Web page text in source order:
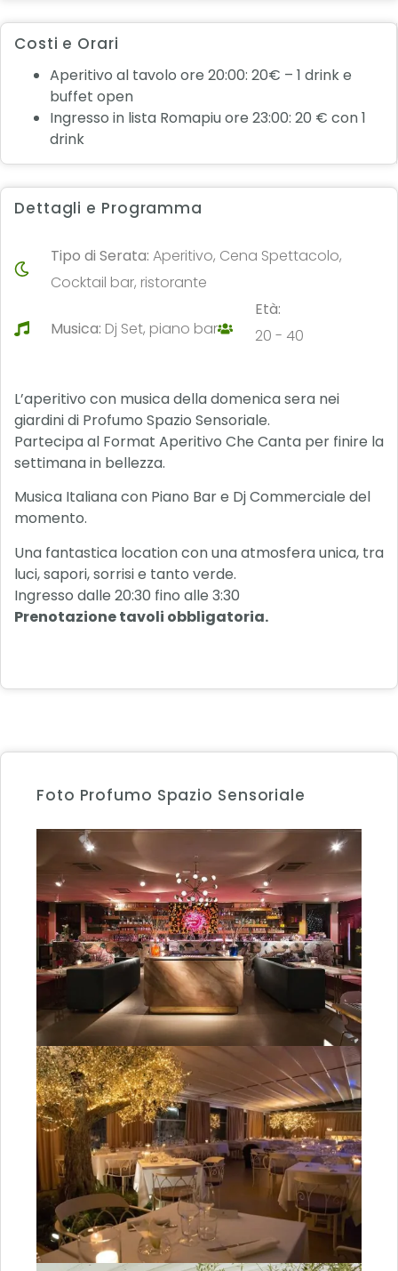
Costi e Orari
Aperitivo al tavolo ore 20:00: 20€ – 1 drink e
buffet open
Ingresso in lista Romapiu ore 23:00: 20 € con 1
drink
Dettagli e Programma
Tipo di Serata:Aperitivo, Cena Spettacolo,
Cocktail bar, ristorante
Musica: Dj Set, piano bar
Età:
20 - 40
L’aperitivo con musica della domenica sera nei
giardini di Profumo Spazio Sensoriale.
Partecipa al Format Aperitivo Che Canta per finire la
settimana in bellezza.
Musica Italiana con Piano Bar e Dj Commerciale del
momento.
Una fantastica location con una atmosfera unica, tra
luci, sapori, sorrisi e tanto verde.
Ingresso dalle 20:30 fino alle 3:30
Prenotazione tavoli obbligatoria.
Foto Profumo Spazio Sensoriale